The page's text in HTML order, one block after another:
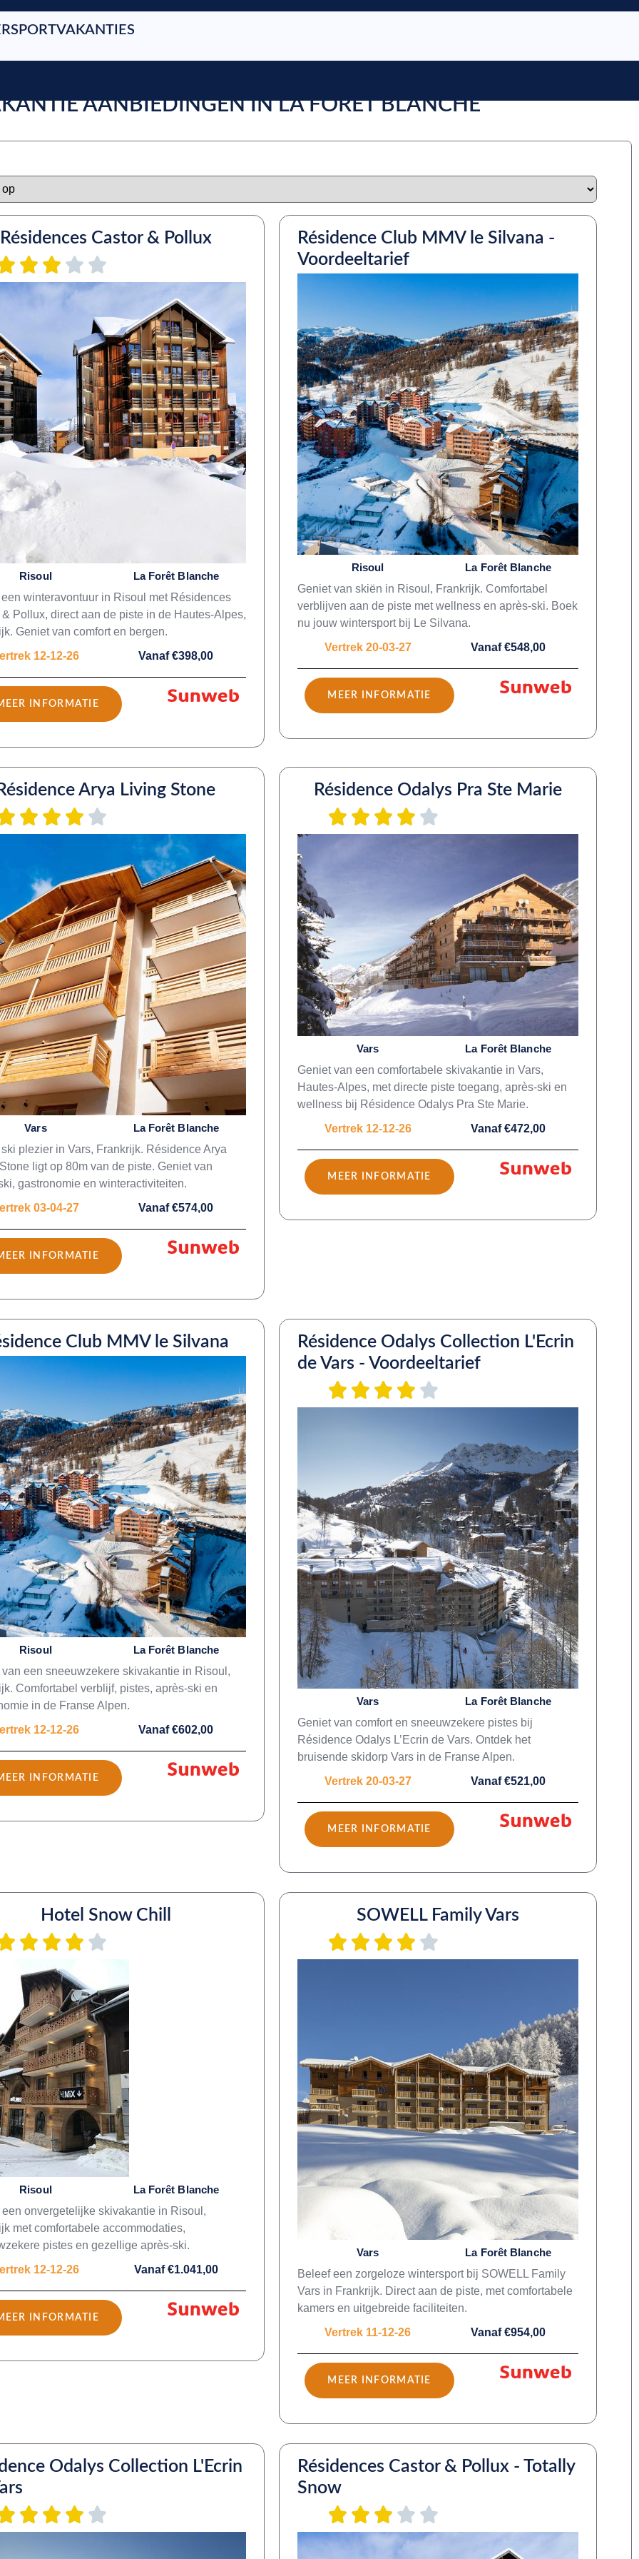
AANBIEDINGEN IN LA FORÊT BLANCHE
Résidences Castor & Pollux
Risoul
La Forêt Blanche
winteravontuur in Risoul met Résidences
Pollux, direct aan de piste in de Hautes-Alpes,
Geniet van comfort en bergen.
12-12-26
Vanaf €398,00
INFORMATIE
Résidence Club MMV le Silvana -
Voordeeltarief
Risoul
La Forêt Blanche
Geniet van skiën in Risoul, Frankrijk. Comfortabel
verblijven aan de piste met wellness en après-ski. Boek
nu jouw wintersport bij Le Silvana.
Vertrek 20-03-27
Vanaf €548,00
MEER INFORMATIE
Arya Living Stone
Vars
La Forêt Blanche
plezier in Vars, Frankrijk. Résidence Arya
ligt op 80m van de piste. Geniet van
gastronomie en winteractiviteiten.
03-04-27
Vanaf €574,00
INFORMATIE
Résidence Odalys Pra Ste Marie
Vars
La Forêt Blanche
Geniet van een comfortabele skivakantie in Vars,
Hautes-Alpes, met directe piste toegang, après-ski en
wellness bij Résidence Odalys Pra Ste Marie.
Vertrek 12-12-26
Vanaf €472,00
MEER INFORMATIE
Club MMV le Silvana
Risoul
La Forêt Blanche
een sneeuwzekere skivakantie in Risoul,
Comfortabel verblijf, pistes, après-ski en
in de Franse Alpen.
12-12-26
Vanaf €602,00
INFORMATIE
Résidence Odalys Collection L'Ecrin
de Vars - Voordeeltarief
Vars
La Forêt Blanche
Geniet van comfort en sneeuwzekere pistes bij
Résidence Odalys L’Ecrin de Vars. Ontdek het
bruisende skidorp Vars in de Franse Alpen.
Vertrek 20-03-27
Vanaf €521,00
MEER INFORMATIE
Hotel Snow Chill
Risoul
La Forêt Blanche
onvergetelijke skivakantie in Risoul,
met comfortabele accommodaties,
pistes en gezellige après-ski.
12-12-26
Vanaf €1.041,00
INFORMATIE
SOWELL Family Vars
Vars
La Forêt Blanche
Beleef een zorgeloze wintersport bij SOWELL Family
Vars in Frankrijk. Direct aan de piste, met comfortabele
kamers en uitgebreide faciliteiten.
Vertrek 11-12-26
Vanaf €954,00
MEER INFORMATIE
Odalys Collection L'Ecrin
Résidences Castor & Pollux - Totally
Snow